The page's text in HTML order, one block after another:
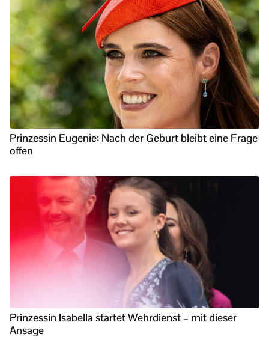
Prinzessin Eugenie: Nach der Geburt bleibt eine Frage
offen
Prinzessin Isabella startet Wehrdienst – mit dieser
Ansage